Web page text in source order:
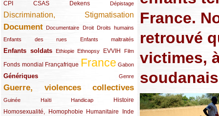
CPI
(48/289) CSAS
(32/289) Dekens
(29/289) Dépistage
(19/289)
Discrimination, Stigmatisation
(131/289)
Document
(145/289) Documentaire
(9/289) Droit
(20/289) Droits humains
(22/289)
Enfants des rues
(21/289) Enfants maltraités
(10/289)
Enfants soldats
(68/289) Ethiopie
(12/289) Ethnopsy
(15/289) EVVIH
(55/289) Film
(22/289)
Fonds mondial
(48/289) Françafrique
(39/289) France
(289/289) Gabon
(12/289)
Génériques
(59/289) Genre
(22/289)
Guerre, violences collectives
(149/289)
Guinée
(12/289) Haïti
(15/289) Handicap
(10/289) Histoire
(49/289)
Homosexualité, Homophobie
(44/289) Humanitaire
(47/289) Inde
(34/289)
France.
retrouvé
victimes,